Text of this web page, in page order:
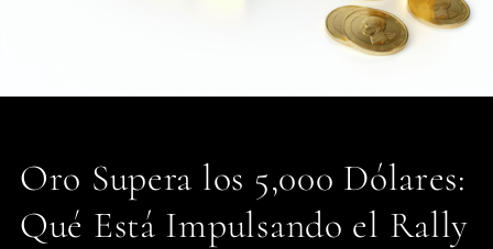
Oro Supera los 5,000 Dólares:
Qué Está Impulsando el Rally